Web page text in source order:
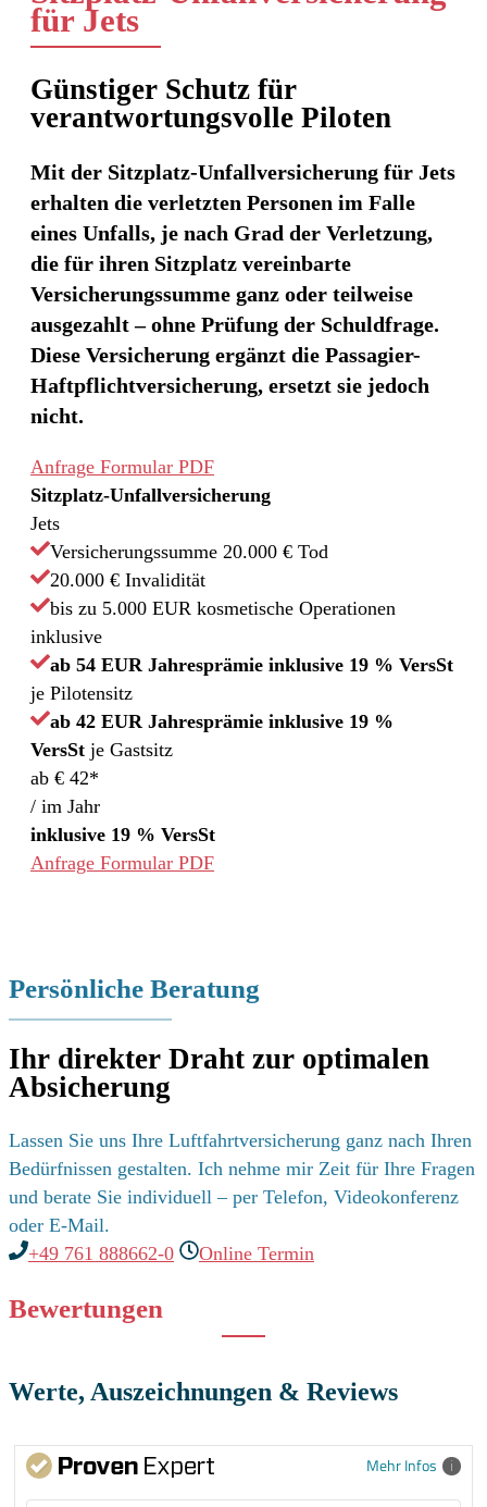
für Jets
Günstiger Schutz für
verantwortungsvolle Piloten
Mit der Sitzplatz-Unfallversicherung für Jets
erhalten die verletzten Personen im Falle
eines Unfalls, je nach Grad der Verletzung,
die für ihren Sitzplatz vereinbarte
Versicherungssumme ganz oder teilweise
ausgezahlt –ohne Prüfung der Schuldfrage.
Diese Versicherung ergänzt die Passagier-
Haftpflichtversicherung, ersetzt sie jedoch
nicht.
Anfrage Formular PDF
Sitzplatz-Unfallversicherung
Jets
Versicherungssumme 20.000 € Tod
20.000 € Invalidität
bis zu 5.000 EUR kosmetische Operationen
inklusive
ab 54 EUR Jahresprämie inklusive 19 % VersSt
je Pilotensitz
ab 42 EUR Jahresprämie inklusive 19 %
VersSt je Gastsitz
ab € 42*
/ im Jahr
inklusive 19 % VersSt
Anfrage Formular PDF
Persönliche Beratung
Ihr direkter Draht zur optimalen
Absicherung
Lassen Sie uns Ihre Luftfahrtversicherung ganz nach Ihren
Bedürfnissen gestalten. Ich nehme mir Zeit für Ihre Fragen
und berate Sie individuell – per Telefon, Videokonferenz
oder E-Mail.
+49 761 888662-0
Online Termin
Bewertungen
Werte, Auszeichnungen & Reviews
Mehr Infos